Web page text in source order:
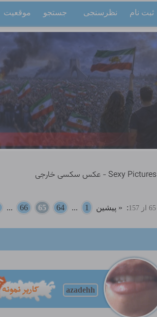
ثبت نام نظرسنجی جستجو موقعیت
Sexy Pictures - عکس سکسی خارجی
: « پیشین 1
...
64
65
66
...
azadehh